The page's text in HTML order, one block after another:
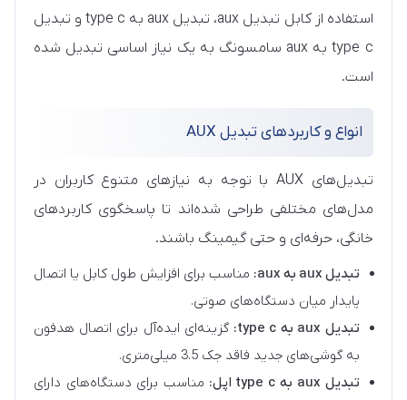
استفاده از کابل تبدیل aux، تبدیل aux به type c و تبدیل
type c به aux سامسونگ به یک نیاز اساسی تبدیل شده
است.
انواع و کاربردهای تبدیل AUX
تبدیل‌های AUX با توجه به نیازهای متنوع کاربران در
مدل‌های مختلفی طراحی شده‌اند تا پاسخگوی کاربردهای
خانگی، حرفه‌ای و حتی گیمینگ باشند.
تبدیل aux به aux:
مناسب برای افزایش طول کابل یا اتصال
پایدار میان دستگاه‌های صوتی.
تبدیل aux به type c:
گزینه‌ای ایده‌آل برای اتصال هدفون
به گوشی‌های جدید فاقد جک 3.5 میلی‌متری.
تبدیل aux به type c اپل:
مناسب برای دستگاه‌های دارای